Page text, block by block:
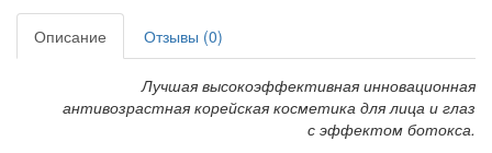
Описание Отзывы (0)
Лучшая высокоэффективная инновационная
антивозрастная корейская косметика для лица и глаз
с эффектом ботокса.